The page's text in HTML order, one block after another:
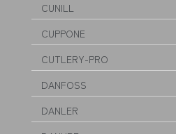
CUNILL
CUPPONE
CUTLERY-PRO
DANFOSS
DANLER